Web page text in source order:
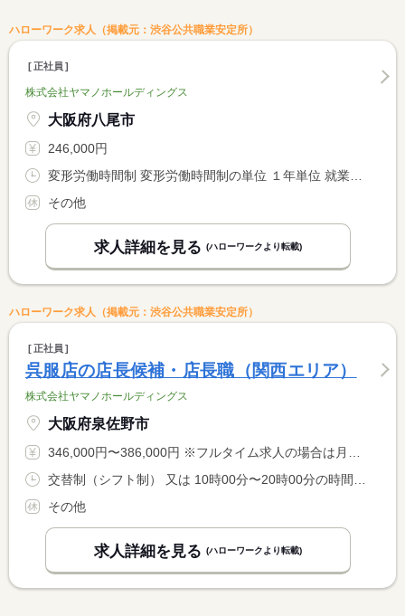
ハローワーク求人（掲載元：渋谷公共職業安定所）
正社員
株式会社ヤマノホールディングス
大阪府八尾市
246,000円
変形労働時間制 変形労働時間制の単位 １年単位 就業時間１ 9時30分〜18時30分 就業時間２ 11時00分〜20時00分
その他
求人詳細を見る (ハローワークより転載)
ハローワーク求人（掲載元：渋谷公共職業安定所）
正社員
呉服店の店長候補・店長職（関西エリア）
株式会社ヤマノホールディングス
大阪府泉佐野市
346,000円〜386,000円 ※フルタイム求人の場合は月額（換算額）、パート求人の場合は時間額を表示しています。
交替制（シフト制） 又は 10時00分〜20時00分の時間の間の8時間
その他
求人詳細を見る (ハローワークより転載)